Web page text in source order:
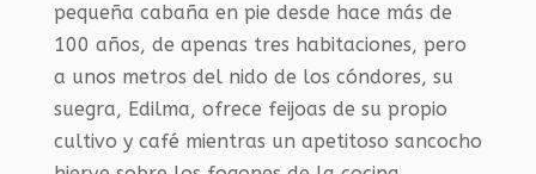
pequeña cabaña en pie desde hace más de
100 años, de apenas tres habitaciones, pero
a unos metros del nido de los cóndores, su
suegra, Edilma, ofrece feijoas de su propio
cultivo y café mientras un apetitoso sancocho